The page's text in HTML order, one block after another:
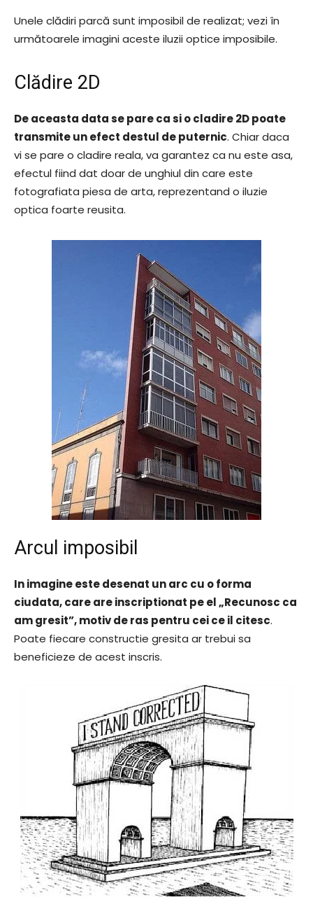
Unele clădiri parcă sunt imposibil de realizat; vezi în
următoarele imagini aceste iluzii optice imposibile.
Clădire 2D
De aceasta data se pare ca si o cladire 2D poate
transmite un efect destul de puternic. Chiar daca
vi se pare o cladire reala, va garantez ca nu este asa,
efectul fiind dat doar de unghiul din care este
fotografiata piesa de arta, reprezentand o iluzie
optica foarte reusita.
Arcul imposibil
In imagine este desenat un arc cu o forma
ciudata, care are inscriptionat pe el „Recunosc ca
am gresit”, motiv de ras pentru cei ce il citesc.
Poate fiecare constructie gresita ar trebui sa
beneficieze de acest inscris.